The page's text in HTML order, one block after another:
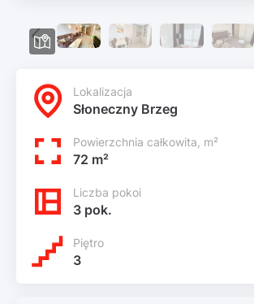
Lokalizacja
Słoneczny Brzeg
Powierzchnia całkowita, m²
72 m²
Liczba pokoi
3 pok.
Piętro
3